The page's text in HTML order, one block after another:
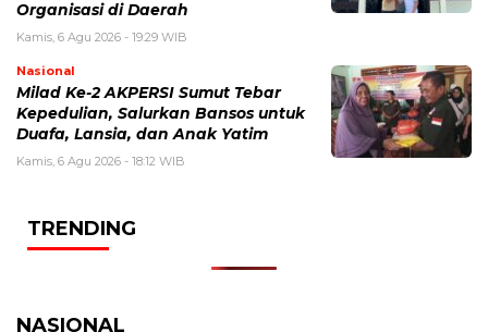
Organisasi di Daerah
Kamis, 6 Agu 2026 - 19:29 WIB
Nasional
Milad Ke-2 AKPERSI Sumut Tebar
Kepedulian, Salurkan Bansos untuk
Duafa, Lansia, dan Anak Yatim
Kamis, 6 Agu 2026 - 18:12 WIB
TRENDING
NASIONAL